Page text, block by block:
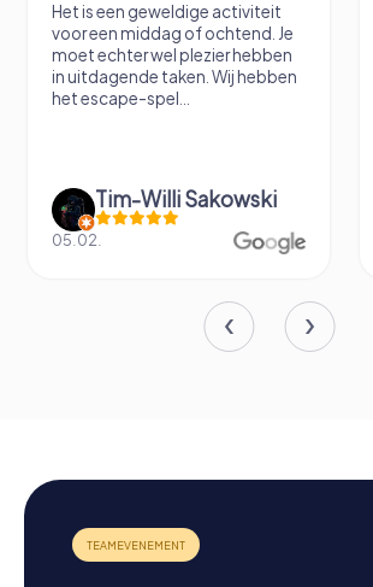
Het is een geweldige activiteit
voor een middag of ochtend. Je
moet echter wel plezier hebben
in uitdagende taken. Wij hebben
het escape-spel...
Tim-Willi Sakowski
05.02.